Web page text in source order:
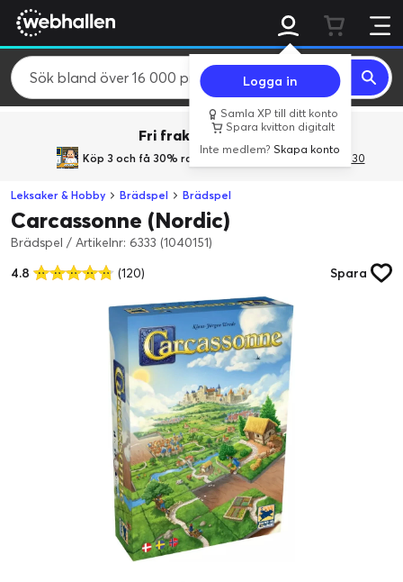
Logga in
Samla XP till ditt konto
Spara kvitton digitalt
Inte medlem?Skapa konto
Fri frakt över 800 kr.
Köp 3 och få 30% rabatt med rabattkoden 3Gives30
Leksaker & Hobby Brädspel Brädspel
Carcassonne (Nordic)
Brädspel / Artikelnr: 6333 (1040151)
4.8
(120) Spara